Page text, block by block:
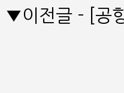
▼이전글 - [공